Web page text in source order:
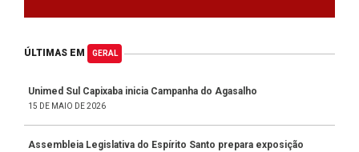
ÚLTIMAS EM GERAL
Unimed Sul Capixaba inicia Campanha do Agasalho
15 DE MAIO DE 2026
Assembleia Legislativa do Espírito Santo prepara exposição